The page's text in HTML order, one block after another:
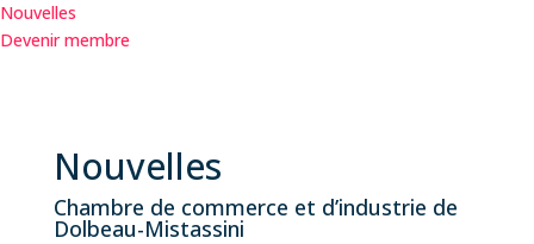
Nouvelles
Devenir membre
Nouvelles
Chambre de commerce et d’industrie de
Dolbeau-Mistassini